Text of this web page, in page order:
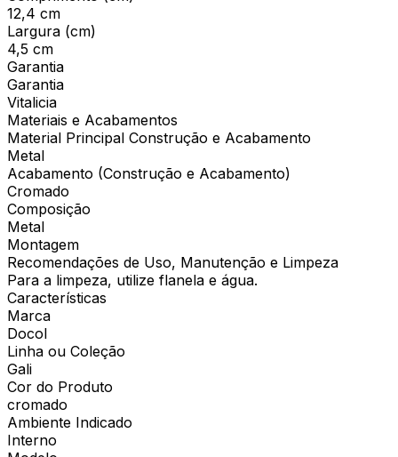
12,4 cm
Largura (cm)
4,5 cm
Garantia
Garantia
Vitalicia
Materiais e Acabamentos
Material Principal Construção e Acabamento
Metal
Acabamento (Construção e Acabamento)
Cromado
Composição
Metal
Montagem
Recomendações de Uso, Manutenção e Limpeza
Para a limpeza, utilize flanela e água.
Características
Marca
Docol
Linha ou Coleção
Gali
Cor do Produto
cromado
Ambiente Indicado
Interno